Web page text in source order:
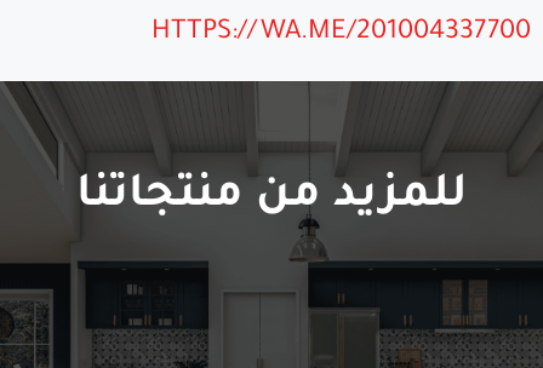
HTTPS://WA.ME/201004337700
للمزيد من منتجاتنا